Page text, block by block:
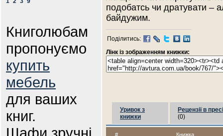
Книголюбам
пропонуємо
купить
мебель
для ваших
книг.
подобатсь чи дратувати –
байдужим.
Поділитись:
Лінк із зображенням книжки:
Уривок з
книжки
Рецензії в пресі
(0)
# Книжка